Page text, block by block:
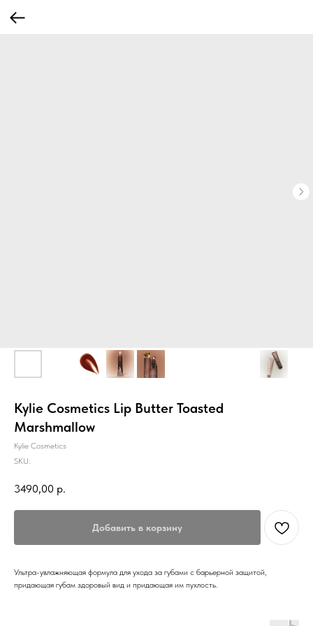
Kylie Cosmetics Lip Butter Toasted
Marshmallow
Kylie Cosmetics
SKU:
3490,00 р.
Добавить в корзину
Ультра-увлажняющая формула для ухода за губами с барьерной защитой,
придающая губам здоровый вид и придающая им пухлость.